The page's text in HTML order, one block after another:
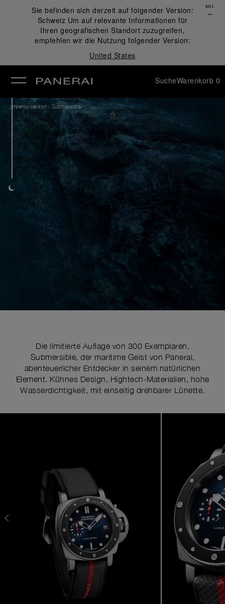
Sie befinden sich derzeit auf folgender Version:
Schweiz Um auf relevante Informationen für
Ihren geografischen Standort zuzugreifen,
empfehlen wir die Nutzung folgender Version:
United States
Schließen
✕
SucheWarenkorb 0
Uhrenkollektion / Submersible
Die limitierte Auflage von 300 Exemplaren.
Submersible, der maritime Geist von Panerai,
abenteuerlicher Entdecker in seinem natürlichen
Element. Kühnes Design, Hightech-Materialien, hohe
Wasserdichtigkeit, mit einseitig drehbarer Lünette.
Image